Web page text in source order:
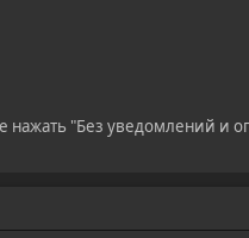
"Без уведомлений и